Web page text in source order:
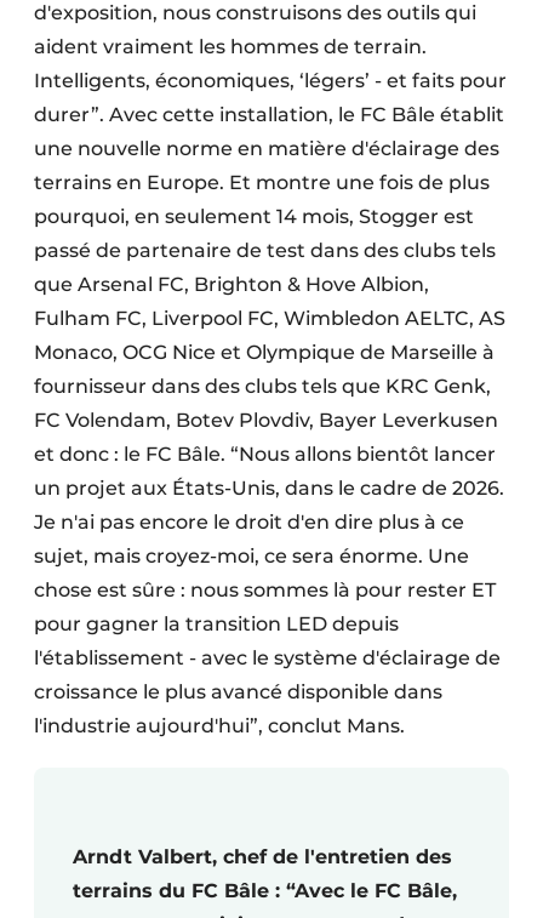
d'exposition, nous construisons des outils qui
aident vraiment les hommes de terrain.
Intelligents, économiques, ‘légers’ - et faits pour
durer”. Avec cette installation, le FC Bâle établit
une nouvelle norme en matière d'éclairage des
terrains en Europe. Et montre une fois de plus
pourquoi, en seulement 14 mois, Stogger est
passé de partenaire de test dans des clubs tels
que Arsenal FC, Brighton & Hove Albion,
Fulham FC, Liverpool FC, Wimbledon AELTC, AS
Monaco, OCG Nice et Olympique de Marseille à
fournisseur dans des clubs tels que KRC Genk,
FC Volendam, Botev Plovdiv, Bayer Leverkusen
et donc : le FC Bâle. “Nous allons bientôt lancer
un projet aux États-Unis, dans le cadre de 2026.
Je n'ai pas encore le droit d'en dire plus à ce
sujet, mais croyez-moi, ce sera énorme. Une
chose est sûre : nous sommes là pour rester ET
pour gagner la transition LED depuis
l'établissement - avec le système d'éclairage de
croissance le plus avancé disponible dans
l'industrie aujourd'hui”, conclut Mans.
Arndt Valbert, chef de l'entretien des
terrains du FC Bâle : “Avec le FC Bâle,